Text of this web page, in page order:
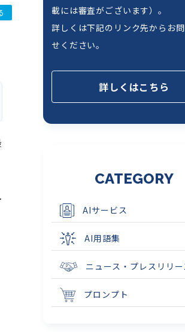
載には審査がございます）。
詳しくは下記のリンク先からお
せください。
詳しくはこちら
CATEGORY
AIサービス
AI用語集
ニュース・プレスリリー
プロンプト